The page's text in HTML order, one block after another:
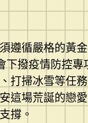
嚴格的黃金
撥疫情防控
掃冰雪等任
這場荒誕的戀
撐。